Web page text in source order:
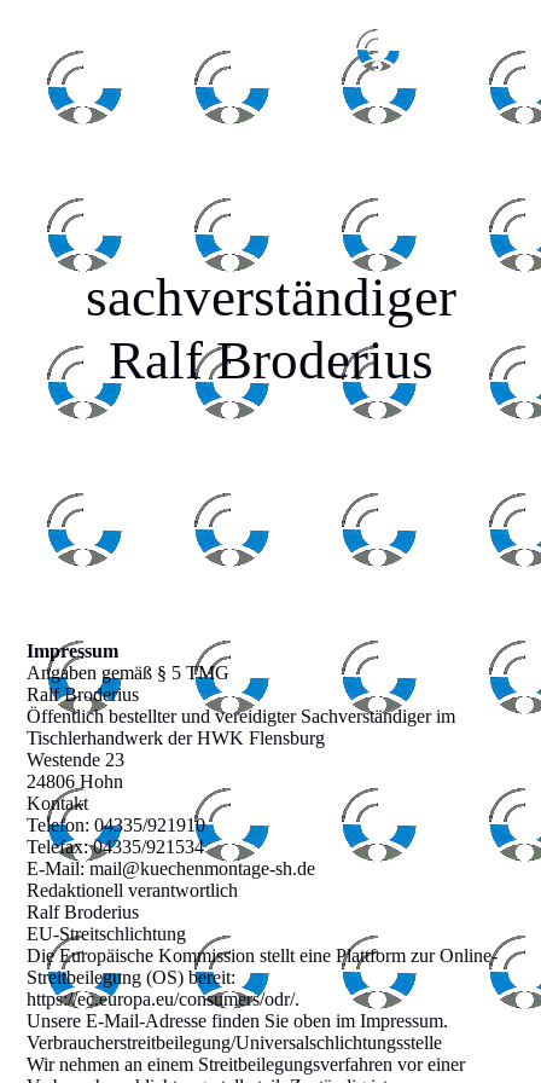
sachverständiger
Ralf Broderius
Impressum
Angaben gemäß § 5 TMG
Ralf Broderius
Öffentlich bestellter und vereidigter Sachverständiger im
Tischlerhandwerk der HWK Flensburg
Westende 23
24806 Hohn
Kontakt
Telefon: 04335/921910
Telefax: 04335/921534
E-Mail: mail@kuechenmontage-sh.de
Redaktionell verantwortlich
Ralf Broderius
EU-Streitschlichtung
Die Europäische Kommission stellt eine Plattform zur Online-
Streitbeilegung (OS) bereit:
https://ec.europa.eu/consumers/odr/.
Unsere E-Mail-Adresse finden Sie oben im Impressum.
Verbraucherstreitbeilegung/Universalschlichtungsstelle
Wir nehmen an einem Streitbeilegungsverfahren vor einer